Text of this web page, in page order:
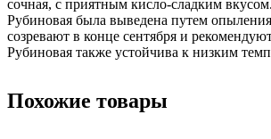
сочная, с приятным кисло-сладким
Рубиновая была выведена путем
созревают в конце сентября и
Рубиновая также устойчива к низким
Похожие товары